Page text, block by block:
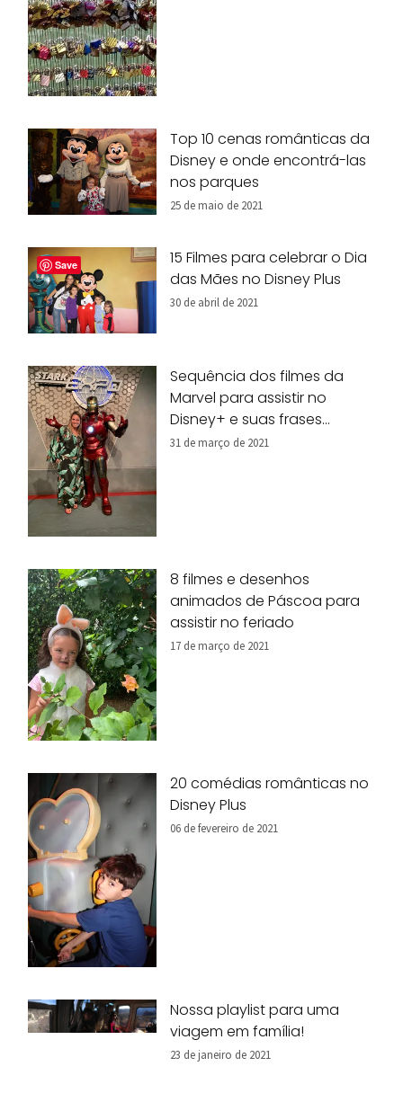
Top 10 cenas românticas da
Disney e onde encontrá-las
nos parques
25 de maio de 2021
15 Filmes para celebrar o Dia
das Mães no Disney Plus
30 de abril de 2021
Sequência dos filmes da
Marvel para assistir no
Disney+ e suas frases
marcantes
31 de março de 2021
8 filmes e desenhos
animados de Páscoa para
assistir no feriado
17 de março de 2021
20 comédias românticas no
Disney Plus
06 de fevereiro de 2021
Nossa playlist para uma
viagem em família!
23 de janeiro de 2021
Save